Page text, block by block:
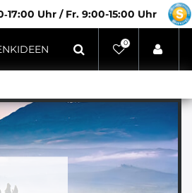
Uhr / Fr. 9:00-15:00 Uhr
0